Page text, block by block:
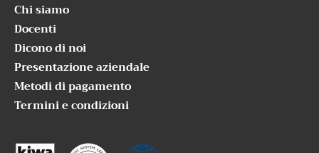
Chi siamo
Docenti
Dicono di noi
Presentazione aziendale
Metodi di pagamento
Termini e condizioni